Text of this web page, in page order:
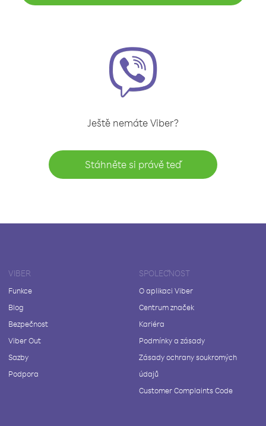
Ještě nemáte Viber?
Stáhněte si právě teď
VIBER
Funkce
Blog
Bezpečnost
Viber Out
Sazby
Podpora
SPOLEČNOST
O aplikaci Viber
Centrum značek
Kariéra
Podmínky a zásady
Zásady ochrany soukromých
údajů
Customer Complaints Code